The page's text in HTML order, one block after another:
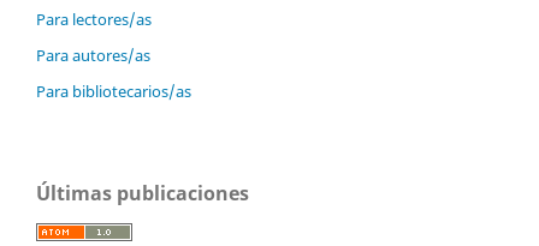
Para lectores/as
Para autores/as
Para bibliotecarios/as
Últimas publicaciones